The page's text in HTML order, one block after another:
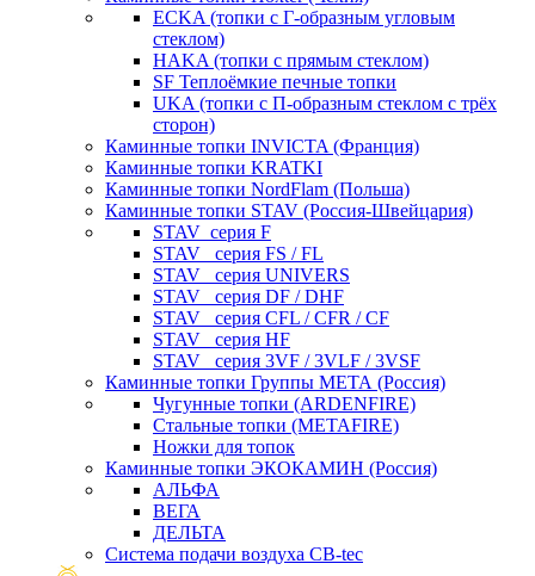
ECKA (топки с Г-образным угловым
стеклом)
HAKA (топки с прямым стеклом)
SF Теплоёмкие печные топки
UKA (топки с П-образным стеклом с трёх
сторон)
Каминные топки INVICTA (Франция)
Каминные топки KRATKI
Каминные топки NordFlam (Польша)
Каминные топки STAV (Россия-Швейцария)
STAV_серия F
STAV_ серия FS / FL
STAV_ серия UNIVERS
STAV_ серия DF / DHF
STAV_ серия CFL / CFR / CF
STAV_ серия HF
STAV_ серия 3VF / 3VLF / 3VSF
Каминные топки Группы МЕТА (Россия)
Чугунные топки (ARDENFIRE)
Стальные топки (METAFIRE)
Ножки для топок
Каминные топки ЭКОКАМИН (Россия)
АЛЬФА
ВЕГА
ДЕЛЬТА
Система подачи воздуха CB-tec